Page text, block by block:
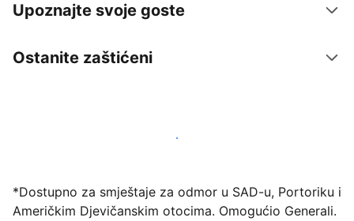
Upoznajte svoje goste
Ostanite zaštićeni
*Dostupno za smještaje za odmor u SAD-u, Portoriku i
Američkim Djevičanskim otocima. Omogućio Generali.